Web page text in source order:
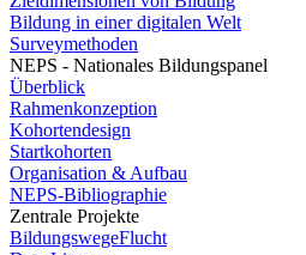
Bildung in einer digitalen Welt
Surveymethoden
NEPS - Nationales Bildungspanel
Überblick
Rahmenkonzeption
Kohortendesign
Startkohorten
Organisation & Aufbau
NEPS-Bibliographie
Zentrale Projekte
BildungswegeFlucht